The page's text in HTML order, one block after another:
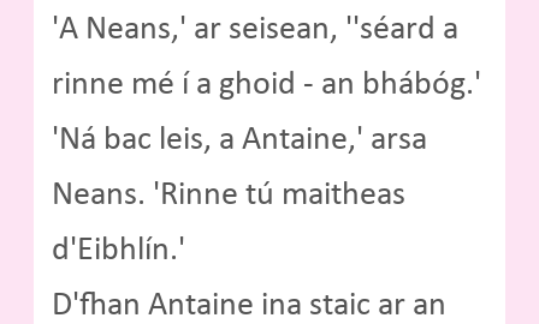
'A Neans,' ar seisean, ''séard a
rinne mé í a ghoid - an bhábóg.'
'Ná bac leis, a Antaine,' arsa
Neans. 'Rinne tú maitheas
d'Eibhlín.'
D'fhan Antaine ina staic ar an